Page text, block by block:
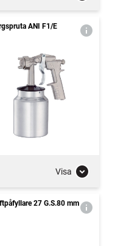
ANI F1/E
Visa
27 G.S.80 mm